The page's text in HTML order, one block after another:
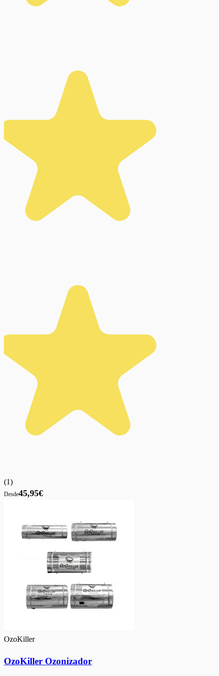
(1)
Desde45,95€
OzoKiller
OzoKiller Ozonizador